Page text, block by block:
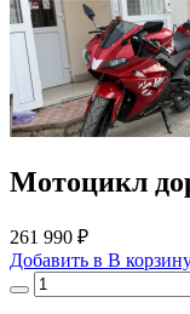
Мотоцикл
261 990 ₽
Добавить в В